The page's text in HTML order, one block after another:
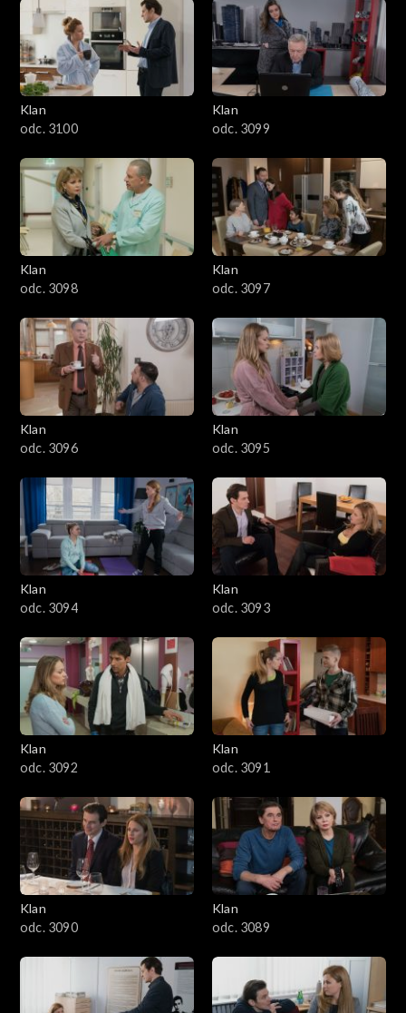
4601–4700
4501–4600
4401–4500
4301–4400
4201–4300
4101–4200
3901–4000
3801–3900
3701–3800
3601–3700
3501–3600
3401–3500
3201–3300
3101–3200
3001–3100
2901–3000
2801–2900
2701–2800
Klan
odc. 3100
Klan
odc. 3099
Klan
odc. 3098
Klan
odc. 3097
Klan
odc. 3096
Klan
odc. 3095
Klan
odc. 3094
Klan
odc. 3093
Klan
odc. 3092
Klan
odc. 3091
Klan
odc. 3090
Klan
odc. 3089